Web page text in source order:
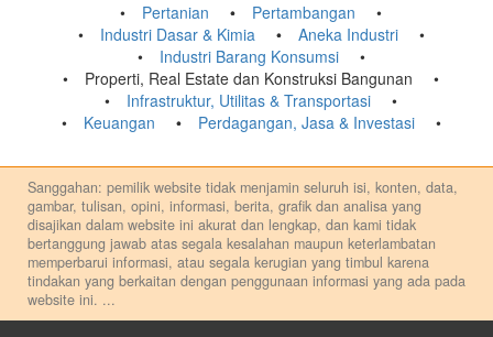
Pertanian
Pertambangan
Industri Dasar & Kimia
Aneka Industri
Industri Barang Konsumsi
Properti, Real Estate dan Konstruksi Bangunan
Infrastruktur, Utilitas & Transportasi
Keuangan
Perdagangan, Jasa & Investasi
Sanggahan: pemilik website tidak menjamin seluruh isi, konten, data,
gambar, tulisan, opini, informasi, berita, grafik dan analisa yang
disajikan dalam website ini akurat dan lengkap, dan kami tidak
bertanggung jawab atas segala kesalahan maupun keterlambatan
memperbarui informasi, atau segala kerugian yang timbul karena
tindakan yang berkaitan dengan penggunaan informasi yang ada pada
website ini. ...